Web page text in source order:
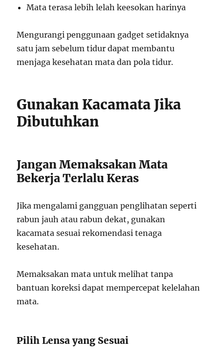
Mata terasa lebih lelah keesokan harinya
Mengurangi penggunaan gadget setidaknya
satu jam sebelum tidur dapat membantu
menjaga kesehatan mata dan pola tidur.
Gunakan Kacamata Jika
Dibutuhkan
Jangan Memaksakan Mata
Bekerja Terlalu Keras
Jika mengalami gangguan penglihatan seperti
rabun jauh atau rabun dekat, gunakan
kacamata sesuai rekomendasi tenaga
kesehatan.
Memaksakan mata untuk melihat tanpa
bantuan koreksi dapat mempercepat kelelahan
mata.
Pilih Lensa yang Sesuai